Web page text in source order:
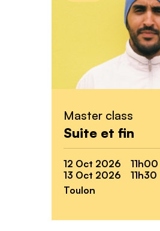
Suite et fin
Master class
12 Oct 2026 11h00
13 Oct 2026 11h30
Toulon